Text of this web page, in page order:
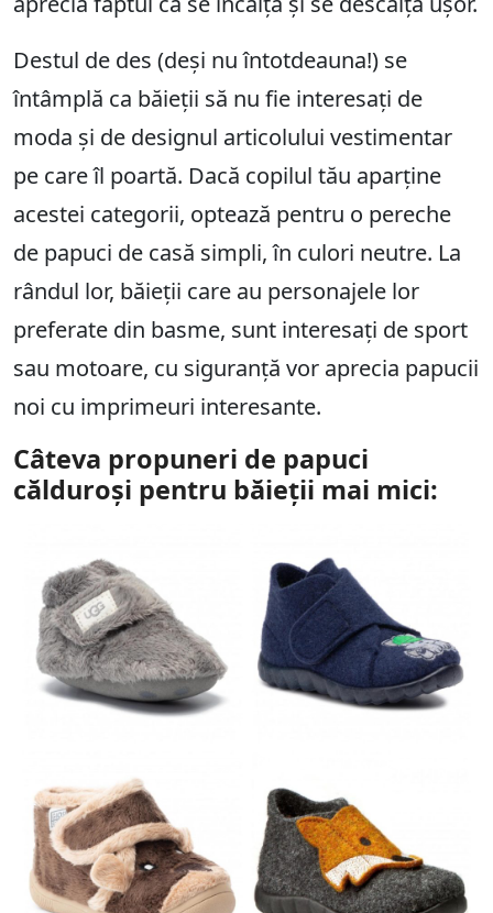
Destul de des (deși nu întotdeauna!) se
întâmplă ca băieții să nu fie interesați de
moda și de designul articolului vestimentar
pe care îl poartă. Dacă copilul tău aparține
acestei categorii, optează pentru o pereche
de papuci de casă simpli, în culori neutre. La
rândul lor, băieții care au personajele lor
preferate din basme, sunt interesați de sport
sau motoare, cu siguranță vor aprecia papucii
noi cu imprimeuri interesante.
Câteva propuneri de papuci
călduroși pentru băieții mai mici: